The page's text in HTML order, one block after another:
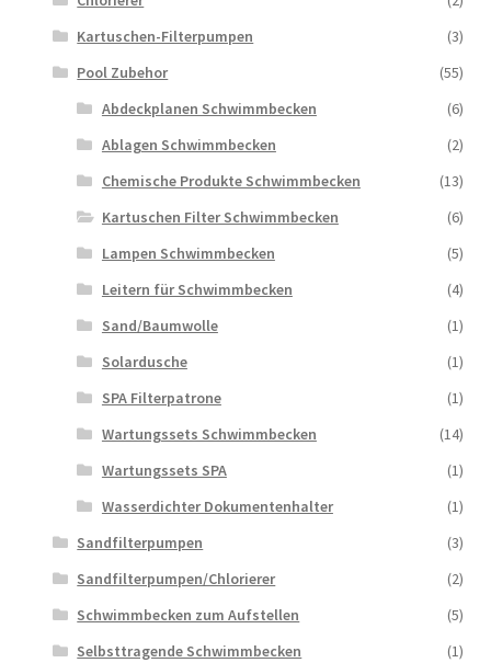
Kartuschen-Filterpumpen
(3)
Pool Zubehor
(55)
Abdeckplanen Schwimmbecken
(6)
Ablagen Schwimmbecken
(2)
Chemische Produkte Schwimmbecken
(13)
Kartuschen Filter Schwimmbecken
(6)
Lampen Schwimmbecken
(5)
Leitern für Schwimmbecken
(4)
Sand/Baumwolle
(1)
Solardusche
(1)
SPA Filterpatrone
(1)
Wartungssets Schwimmbecken
(14)
Wartungssets SPA
(1)
Wasserdichter Dokumentenhalter
(1)
Sandfilterpumpen
(3)
Sandfilterpumpen/Chlorierer
(2)
Schwimmbecken zum Aufstellen
(5)
Selbsttragende Schwimmbecken
(1)